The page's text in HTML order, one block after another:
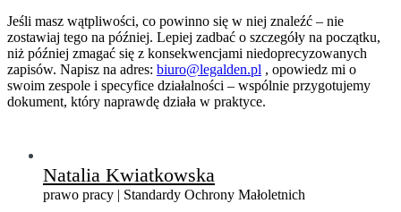
Jeśli masz wątpliwości, co powinno się w niej znaleźć – nie
zostawiaj tego na później. Lepiej zadbać o szczegóły na początku,
niż później zmagać się z konsekwencjami niedoprecyzowanych
zapisów. Napisz na adres: biuro@legalden.pl , opowiedz mi o
swoim zespole i specyfice działalności – wspólnie przygotujemy
dokument, który naprawdę działa w praktyce.
Natalia Kwiatkowska
prawo pracy | Standardy Ochrony Małoletnich